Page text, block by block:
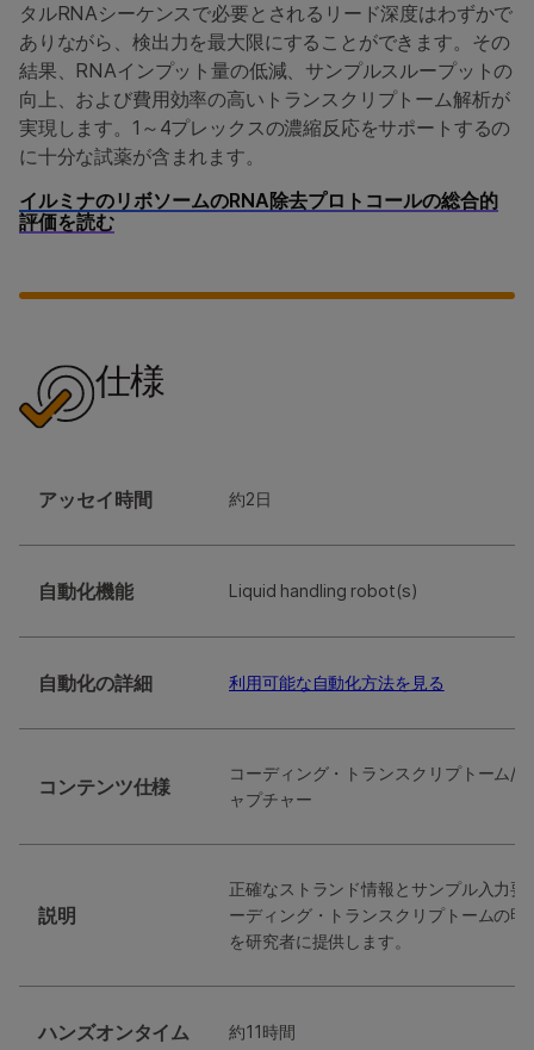
タルRNAシーケンスで必要とされるリード深度はわずかで
ありながら、検出力を最大限にすることができます。その
結果、RNAインプット量の低減、サンプルスループットの
向上、および費用効率の高いトランスクリプトーム解析が
実現します。1～4プレックスの濃縮反応をサポートするの
に十分な試薬が含まれます。
イルミナのリボソームのRNA除去プロトコールの総合的
評価を読む
仕様
アッセイ時間 約2日
自動化機能 Liquid handling robot(s)
自動化の詳細 利用可能な自動化方法を見る
コンテンツ仕様
コーディング・トランスクリプトーム/
ャプチャー
説明
正確なストランド情報とサンプル入力
ーディング・トランスクリプトームの
を研究者に提供します。
ハンズオンタイム 約11時間